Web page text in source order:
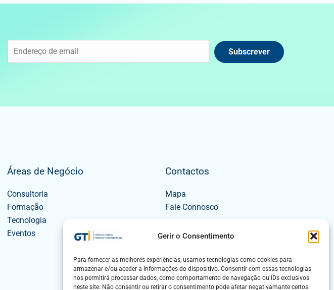
Gerir o Consentimento
Para fornecer as melhores experiências, usamos tecnologias como cookies para
armazenar e/ou aceder a informações do dispositivo. Consentir com essas tecnologias
nos permitirá processar dados, como comportamento de navegação ou IDs exclusivos
neste site. Não consentir ou retirar o consentimento pode afetar negativamante certos
Subscrever
Áreas de Negócio
Consultoria
Formação
Tecnologia
Eventos
Contactos
Mapa
Fale Connosco